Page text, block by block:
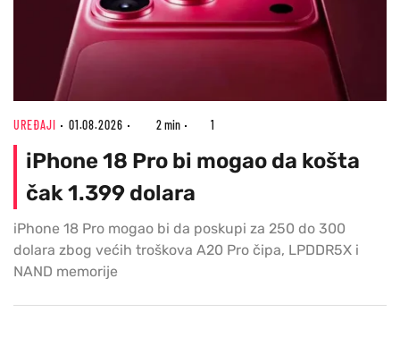
UREĐAJI 01.08.2026 2 min 1
iPhone 18 Pro bi mogao da košta
čak 1.399 dolara
iPhone 18 Pro mogao bi da poskupi za 250 do 300
dolara zbog većih troškova A20 Pro čipa, LPDDR5X i
NAND memorije